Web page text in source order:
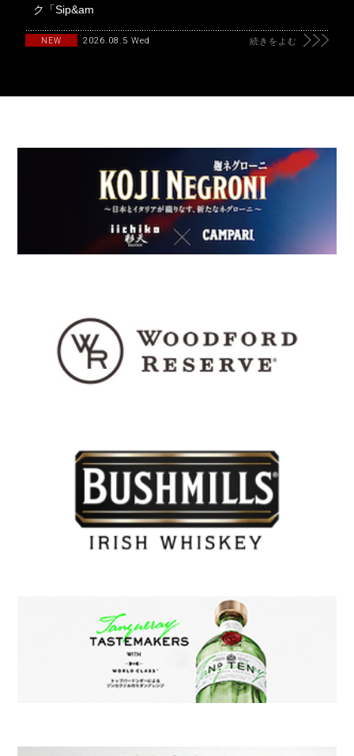
ク「Sip&am
NEW 2026.08.5 Wed 続きをよむ